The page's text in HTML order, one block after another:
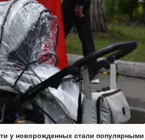
у новорожденных стали популярными